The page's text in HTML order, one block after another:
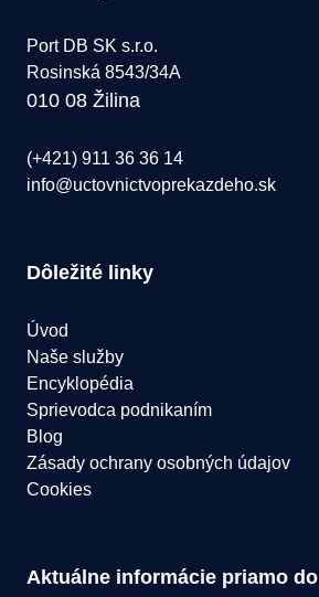
Port DB SK s.r.o.
Rosinská 8543/34A
010 08 Žilina
(+421) 911 36 36 14
info@uctovnictvoprekazdeho.sk
Dôležité linky
Úvod
Naše služby
Encyklopédia
Sprievodca podnikaním
Blog
Zásady ochrany osobných údajov
Cookies
Aktuálne informácie priamo